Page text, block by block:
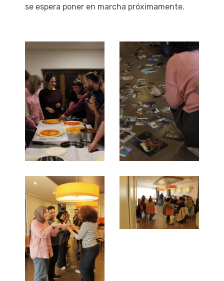
se espera poner en marcha próximamente.